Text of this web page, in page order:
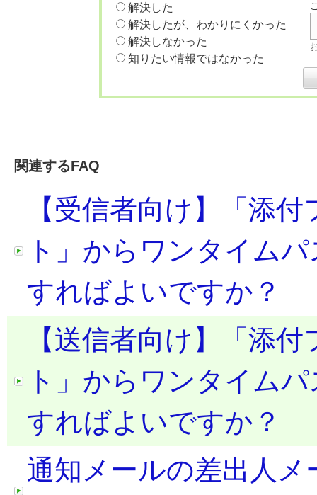
解決した
解決したが、わかりにくかった
解決しなかった
知りたい情報ではなかった
関連するFAQ
【受信者向け】「添
ト」からワンタイム
すればよいですか？
【送信者向け】「添
ト」からワンタイム
すればよいですか？
通知メールの差出人